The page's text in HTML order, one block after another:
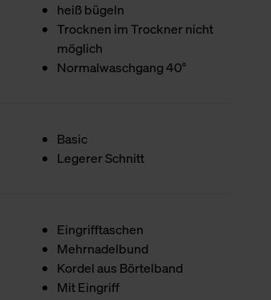
heiß bügeln
Trocknen im Trockner nicht
möglich
Normalwaschgang 40°
Basic
Legerer Schnitt
Eingrifftaschen
Mehrnadelbund
Kordel aus Börtelband
Mit Eingriff